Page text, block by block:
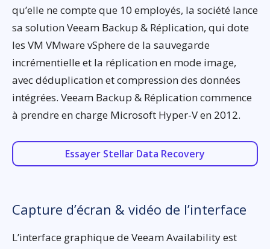
qu’elle ne compte que 10 employés, la société lance
sa solution Veeam Backup & Réplication, qui dote
les VM VMware vSphere de la sauvegarde
incrémentielle et la réplication en mode image,
avec déduplication et compression des données
intégrées. Veeam Backup & Réplication commence
à prendre en charge Microsoft Hyper-V en 2012.
Essayer Stellar Data Recovery
Capture d’écran & vidéo de l’interface
L’interface graphique de Veeam Availability est